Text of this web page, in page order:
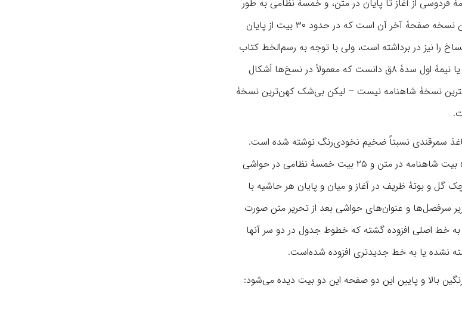
و شامل ۵۳۹ برگ است که شاهنامۀ فردوسی از آغاز تا پایان در متن، و خمسۀ نظامی به طور
چلیپا در حواشی. صفحات آن، هر دو به یک خط، نوشته شده است. تنها افتادگی این نسخه صفحۀ آخر آن است که در حدود ۳۰ بیت از پایان
را نیز در برداشته است، ولی با توجه به رسم‌الخط کتاب
و برخی خصوصیات املایی و شواهد دیگر شاید بتوان آن ‌را بازمانده از اواخر سدۀ ۷ق یا نیمۀ اول سدۀ ۸ق دانست که معمولاً در نسخ‌ها اَشکال
نسخۀ شاهنامه نیست – لیکن بی‌شک کهن‌ترین نسخۀ
سمرقندی نسبتاً ضخیم نخودی‌رنگ نوشته شده است.
متن صفحات با خطوط طلایی در چهار ستون جدول‌بندی شده و هر صفحه شامل ۵۰ بیت شاهنامه در متن و ۲۵ بیت خمسۀ نظامی در حواشی
و بوتۀ ظریف در آغاز و میان و پایان هر حاشیه با
و عنوان‌های حواشی بعد از تحریر متن صورت
به خط اصلی افزوده گشته که خطوط جدول در دو سر آنها
نشده یا به خط جدیدتری افزوده شده‌است.
بالا و پایین این دو صفحه این دو بیت دیده می‌شود: